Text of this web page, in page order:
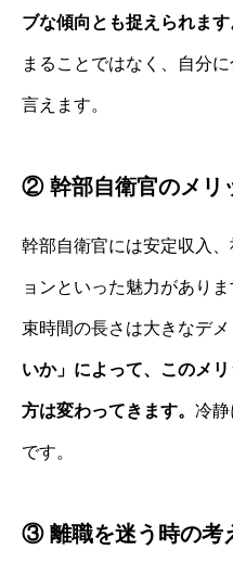
ブな傾向とも捉えられます
まることではなく、自分
言えます。
② 幹部自衛官のメリ
幹部自衛官には安定収入
ョンといった魅力があり
束時間の長さは大きなデメ
いか」によって、このメ
方は変わってきます。 冷
です。
③ 離職を迷う時の考